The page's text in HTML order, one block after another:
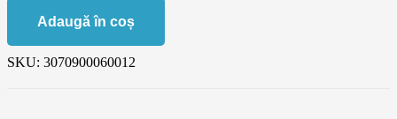
Adaugă în coș
SKU: 3070900060012